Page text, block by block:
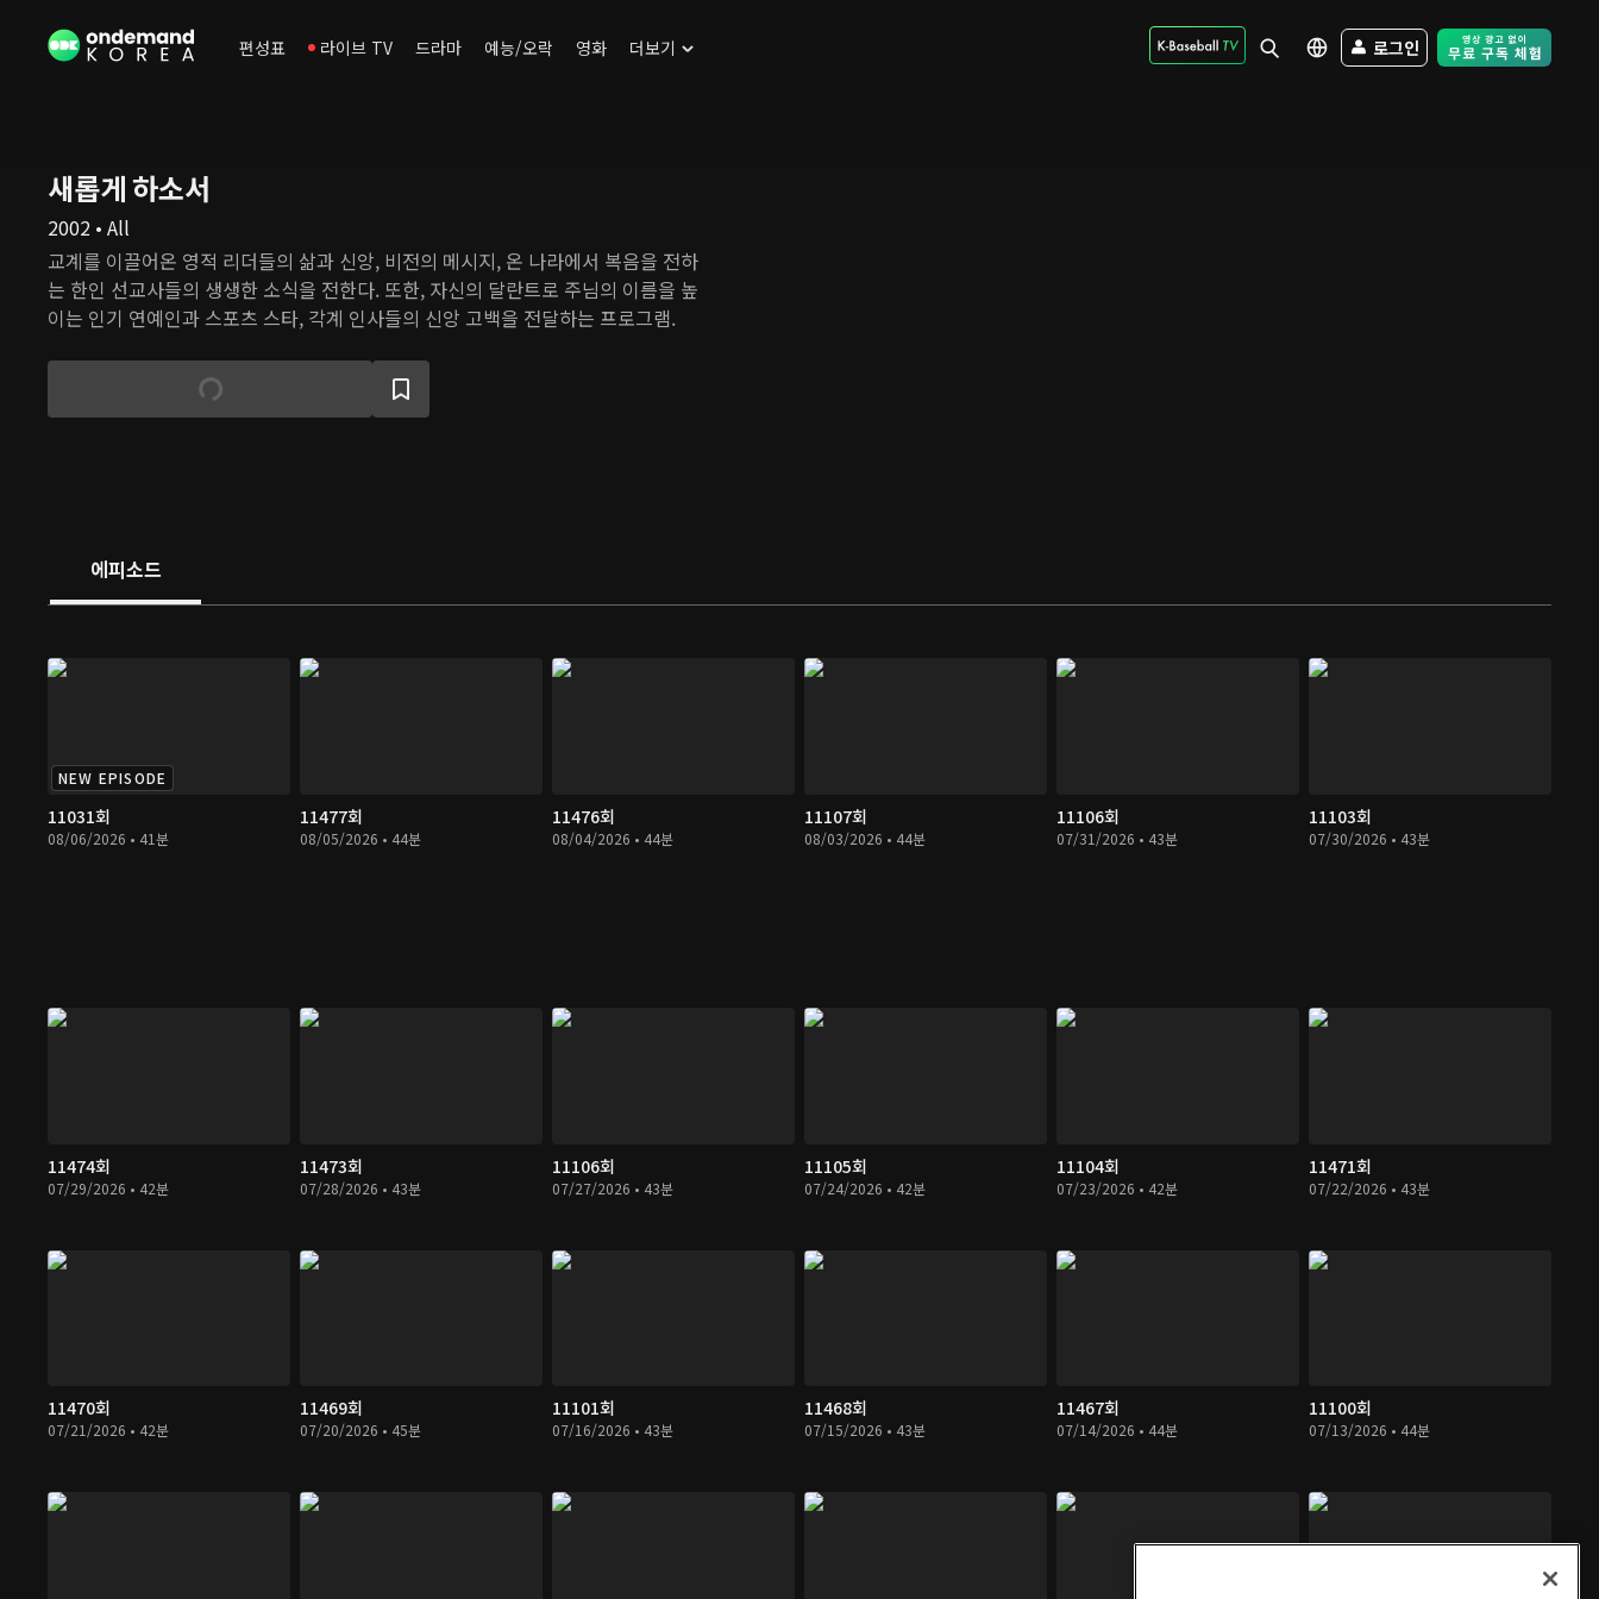
편성표 라이브 TV 드라마 예능/오락 영화 더보기 로그인 Free Trial -
새롭게 하소서
2002 • All
교계를 이끌어온 영적 리더들의 삶과 신앙, 비전의 메시지, 온 나라에서 복음을 전하
는 한인 선교사들의 생생한 소식을 전한다. 또한, 자신의 달란트로 주님의 이름을 높
이는 인기 연예인과 스포츠 스타, 각계 인사들의 신앙 고백을 전달하는 프로그램.
에피소드
NEW EPISODE
11031회
08/06/2026 • 41분
11477회
08/05/2026 • 44분
11476회
08/04/2026 • 44분
11107회
08/03/2026 • 44분
11106회
07/31/2026 • 43분
11103회
07/30/2026 • 43분
11474회
07/29/2026 • 42분
11473회
07/28/2026 • 43분
11106회
07/27/2026 • 43분
11105회
07/24/2026 • 42분
11104회
07/23/2026 • 42분
11471회
07/22/2026 • 43분
11470회
07/21/2026 • 42분
11469회
07/20/2026 • 45분
11101회
07/16/2026 • 43분
11468회
07/15/2026 • 43분
11467회
07/14/2026 • 44분
11100회
07/13/2026 • 44분